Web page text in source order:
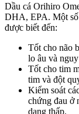
Dầu cá Orihiro
DHA, EPA. Một số
được biết đến:
Tốt cho não
lo âu và
Tốt cho tim
tim và đột
Kiểm soát
chứng đau ở
dạng thấp.